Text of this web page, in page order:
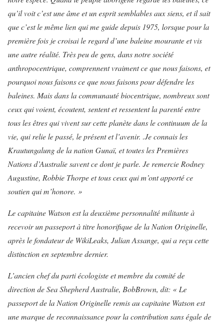
qu’il voit c’est une âme et un esprit semblables aux siens, et il sait
que c’est le même lien qui me guide depuis 1975, lorsque pour la
première fois je croisai le regard d’une baleine mourante et vis
une autre réalité. Très peu de gens, dans notre société
anthropocentrique, comprennent vraiment ce que nous faisons, et
pourquoi nous faisons ce que nous faisons pour défendre les
baleines. Mais dans la communauté biocentrique, nombreux sont
ceux qui voient, écoutent, sentent et ressentent la parenté entre
tous les êtres qui vivent sur cette planète dans le continuum de la
vie, qui relie le passé, le présent et l’avenir. .Je connais les
Krautungalung de la nation Gunaï, et toutes les Premières
Nations d’Australie savent ce dont je parle. Je remercie Rodney
Augustine, Robbie Thorpe et tous ceux qui m’ont apporté ce
soutien qui m’honore. »
Le capitaine Watson est la deuxième personnalité militante à
recevoir un passeport à titre honorifique de la Nation Originelle,
après le fondateur de WikiLeaks, Julian Assange, qui a reçu cette
distinction en septembre dernier.
L’ancien chef du parti écologiste et membre du comité de
direction de Sea Shepherd Australie, BobBrown, dit: « Le
passeport de la Nation Originelle remis au capitaine Watson est
une marque de reconnaissance pour la contribution sans égale de